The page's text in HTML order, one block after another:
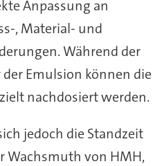
Anpassung an
, Material- und
Während der
Emulsion können die
nachdosiert werden.
jedoch die Standzeit
Wachsmuth von HMH,